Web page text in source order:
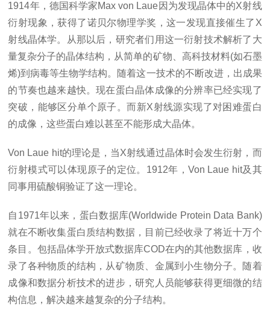
1914年，德国科学家Max von Laue因为发现晶体中的X射线
衍射现象，获得了诺贝尔物理学奖，这一发现直接催生了X
射线晶体学。从那以后，研究者们用这一衍射技术解析了大
量复杂分子的晶体结构，从简单的矿物、高科技材料(如石墨
烯)到病毒等生物学结构。随着这一技术的不断改进，出成果
的节奏也越来越快。现在蛋白晶体成像的分辨率已经实现了
突破，能够区分单个原子。而新X射线源实现了对困难蛋白
的成像，这些蛋白难以甚至不能形成大晶体。
Von Laue hit的理论是，当X射线通过晶体时会发生衍射，而
衍射模式可以体现原子的定位。1912年，Von Laue hit及其
同事用硫酸铜验证了这一理论。
自1971年以来，蛋白数据库(Worldwide Protein Data Bank)
就在不断收集蛋白质结构数据，目前已经收录了将近十万个
条目。包括晶体学开放式数据库COD在内的其他数据库，收
录了各种物质的结构，从矿物质、金属到小生物分子。随着
成像和数据分析技术的进步，研究人员能够获得更细微的结
构信息，解决越来越复杂的分子结构。